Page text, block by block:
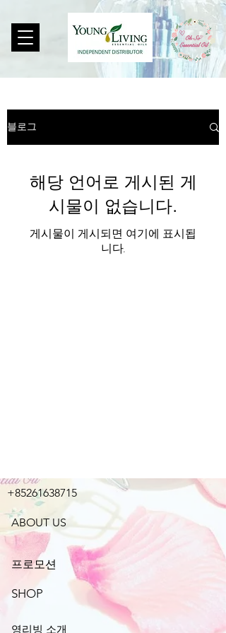
블로그
해당 언어로 게시된 게
시물이 없습니다.
게시물이 게시되면 여기에 표시됩
니다.
+85261638715
ABOUT US
프로모션
SHOP
영리빙 소개